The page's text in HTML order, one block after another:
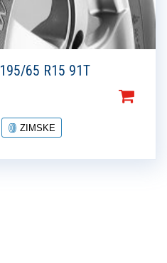
65 R15 91T
ZIMSKE